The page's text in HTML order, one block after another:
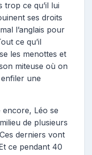
trop ce qu’il lui
ses droits
l’anglais pour
ce qu’il
les menottes et
miteuse où on
enfiler une
encore, Léo se
de plusieurs
derniers vont
ce pendant 40